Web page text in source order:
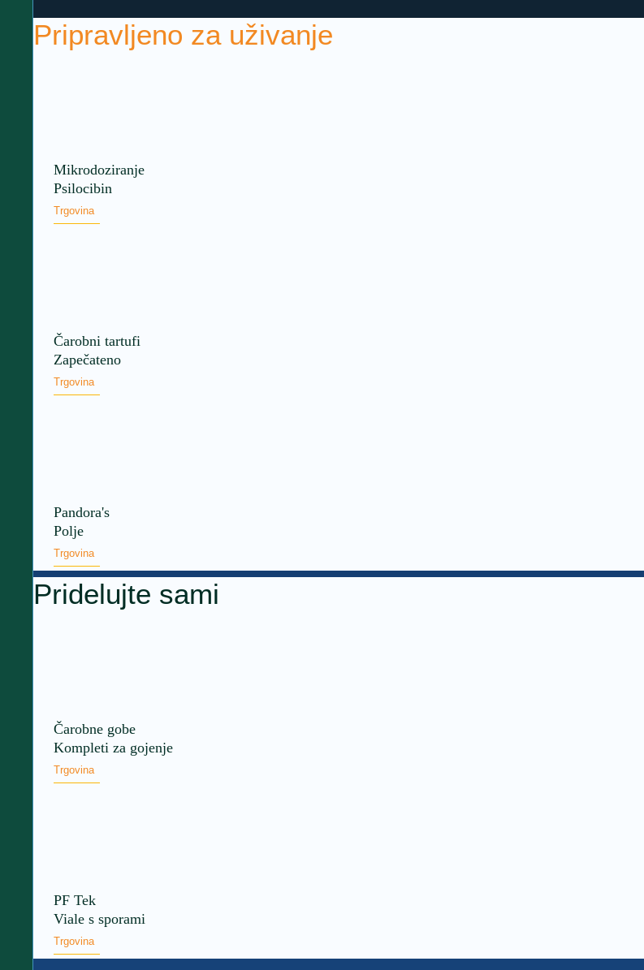
Pripravljeno za uživanje
Mikrodoziranje
Psilocibin
Trgovina
Čarobni tartufi
Zapečateno
Trgovina
Pandora's
Polje
Trgovina
Pridelujte sami
Čarobne gobe
Kompleti za gojenje
Trgovina
PF Tek
Viale s sporami
Trgovina